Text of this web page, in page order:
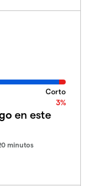
Corto
3%
en este
minutos